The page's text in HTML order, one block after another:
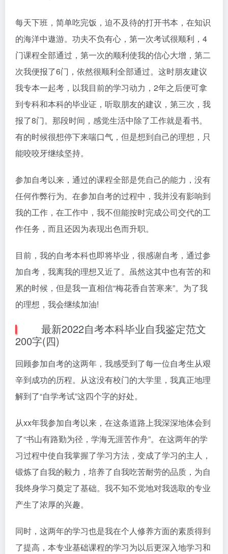
每天下班，简单吃完饭，迫不及待的打开书本，在知识
的海洋中遨游。功夫不负有心，第一次考试很顺利，4
门课程全部通过，第一次的顺利使我的信心大增，第二
次我便报了6门，依然很顺利全部通过。这时朋友建议
我专本一起考，以我目前的学习动力，2年之后便可拿
到专科和本科的毕业证，听取朋友的建议，第三次，我
报了8门。那段时间，感觉生活中除了工作就是看书。
有的时候很想停下来喘口气，但是想到自己的理想，只
能咬咬牙继续坚持。
参加自考以来，通过的课程全部是凭自己的能力，没有
任何作弊行为。在参加自考的过程中，我并没有影响到
我的工作，在工作中，我不但能按时完成公司交代的工
作任务，而且还因为表现出色而升职。
目前，我的自考本科也即将毕业，很感谢自考，通过参
加自考，我离我的理想又近了。虽然这其中也有苦的和
累的时候，但是我一直相信“梅花香自苦寒来”。为了我
的理想，我会继续加油!
最新2022自考本科毕业自我鉴定范文
200字(四)
回顾参加自考的这两年，我感受到了每一位自考生从艰
辛到成功的历程。从这没有校门的大学里，我真正地理
解到了“自学考试”这四个字的好处。
从xx年我参加自考以来，在这条道路上我深深地体会到
了“书山有路勤为径，学海无涯苦作舟”。在这两年的学
习过程中使自我掌握了学习方法，变成了学习的主人，
锻炼了自我的毅力，培养了自我吃苦耐劳的品质，为自
我终身学习奠定了基础。我不知不觉地对我选取的专业
产生了浓厚的兴趣。
同时，这两年的学习也是我在个人修养方面的素质得到
了提高，本专业基础课程的学习为以后更深入地学习和